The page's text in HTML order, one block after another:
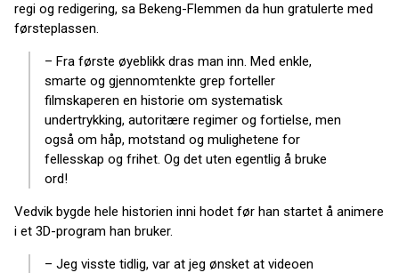
regi og redigering, sa Bekeng-Flemmen da hun gratulerte med
førsteplassen.
– Fra første øyeblikk dras man inn. Med enkle,
smarte og gjennomtenkte grep forteller
filmskaperen en historie om systematisk
undertrykking, autoritære regimer og fortielse, men
også om håp, motstand og mulighetene for
fellesskap og frihet. Og det uten egentlig å bruke
ord!
Vedvik bygde hele historien inni hodet før han startet å animere
i et 3D-program han bruker.
– Jeg visste tidlig, var at jeg ønsket at videoen